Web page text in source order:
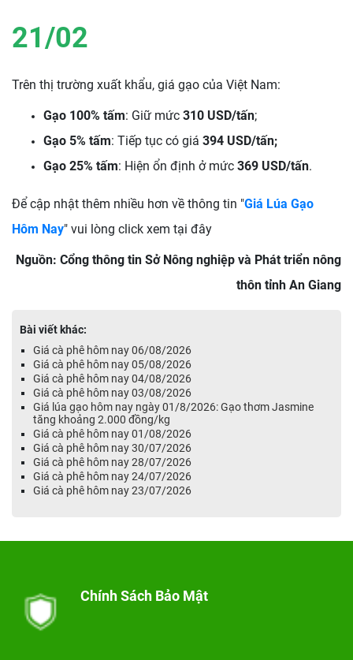
21/02
Trên thị trường xuất khẩu, giá gạo của Việt Nam:
Gạo 100% tấm: Giữ mức 310 USD/tấn;
Gạo 5% tấm: Tiếp tục có giá 394 USD/tấn;
Gạo 25% tấm: Hiện ổn định ở mức 369 USD/tấn.
Để cập nhật thêm nhiều hơn về thông tin "Giá Lúa Gạo
Hôm Nay" vui lòng click xem tại đây
Nguồn: Cổng thông tin Sở Nông nghiệp và Phát triển nông
thôn tỉnh An Giang
Bài viết khác:
Giá cà phê hôm nay 06/08/2026
Giá cà phê hôm nay 05/08/2026
Giá cà phê hôm nay 04/08/2026
Giá cà phê hôm nay 03/08/2026
Giá lúa gạo hôm nay ngày 01/8/2026: Gạo thơm Jasmine
tăng khoảng 2.000 đồng/kg
Giá cà phê hôm nay 01/08/2026
Giá cà phê hôm nay 30/07/2026
Giá cà phê hôm nay 28/07/2026
Giá cà phê hôm nay 24/07/2026
Giá cà phê hôm nay 23/07/2026
Chính Sách Bảo Mật